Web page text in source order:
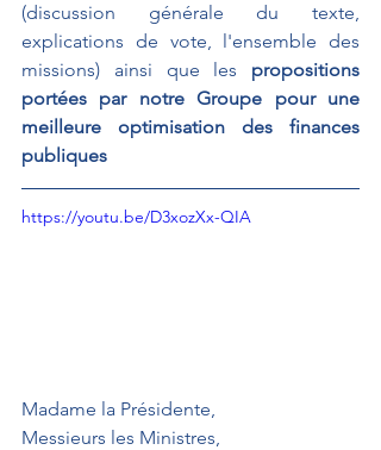
(discussion générale du texte,
explications de vote, l'ensemble des
missions) ainsi que les propositions
portées par notre Groupe pour une
meilleure optimisation des finances
publiques
https://youtu.be/D3xozXx-QIA
Madame la Présidente,
Messieurs les Ministres,